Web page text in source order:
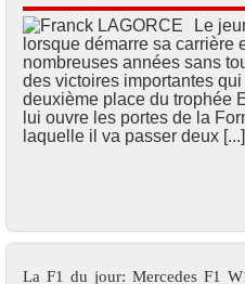
Le
lorsque démarre sa carrière
nombreuses années sans
des victoires importantes
deuxième place du trophée
lui ouvre les portes de la
laquelle il va passer deux [...]
La F1 du jour: Mercedes F1